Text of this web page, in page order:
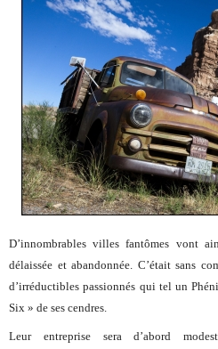
D’innombrables villes fantômes vont
délaissée et abandonnée. C’était sans
d’irréductibles passionnés qui tel un
Six » de ses cendres.
Leur entreprise sera d’abord